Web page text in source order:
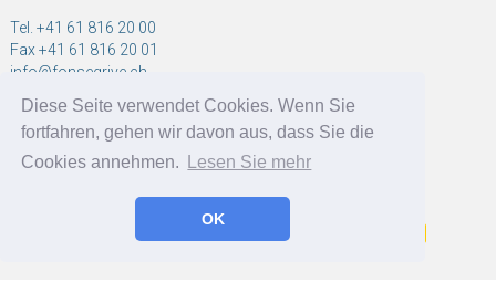
Diese Seite verwendet Cookies. Wenn Sie
fortfahren, gehen wir davon aus, dass Sie die
Cookies annehmen.
Lesen Sie mehr
OK
Tel. +41 61 816 20 00
Fax +41 61 816 20 01
info@fonsegrive.ch
Fonsegrive GmbH
Moosmattstrasse 14
CH - 4304 Giebenach